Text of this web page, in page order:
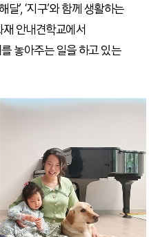
’, ‘지구’와 함께 생활하는
안내견학교에서
놓아주는 일을 하고 있는